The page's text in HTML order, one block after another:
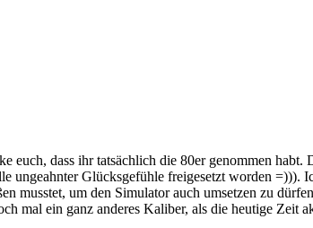
euch, dass ihr tatsächlich die 80er genommen
ungeahnter Glücksgefühle freigesetzt worden =))).
musstet, um den Simulator auch umsetzen zu
mal ein ganz anderes Kaliber, als die heutige